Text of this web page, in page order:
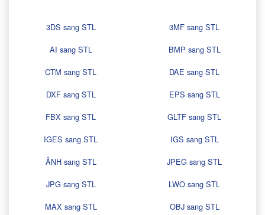
3DS sang STL
3MF sang STL
AI sang STL
BMP sang STL
CTM sang STL
DAE sang STL
DXF sang STL
EPS sang STL
FBX sang STL
GLTF sang STL
IGES sang STL
IGS sang STL
ẢNH sang STL
JPEG sang STL
JPG sang STL
LWO sang STL
MAX sang STL
OBJ sang STL